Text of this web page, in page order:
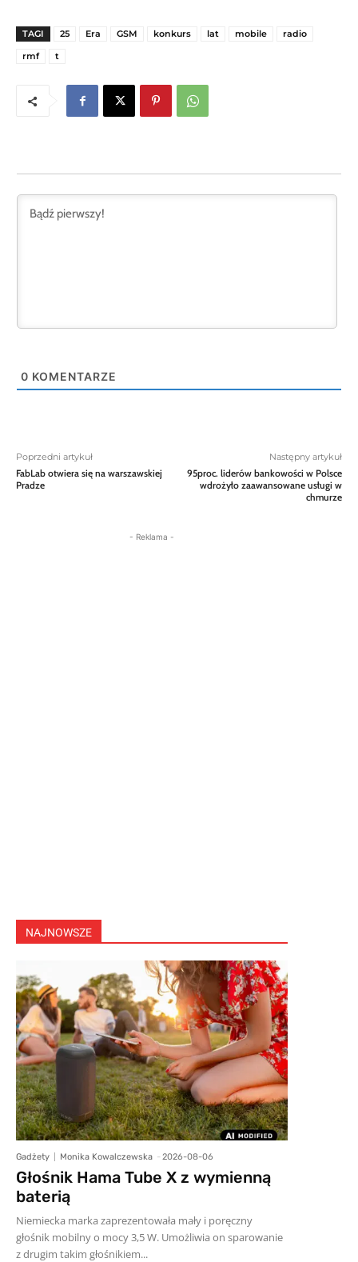
TAGI 25 Era GSM konkurs lat mobile
radio
rmf
t
0 KOMENTARZE
Poprzedni artykuł
FabLab otwiera się na warszawskiej
Pradze
Następny artykuł
95proc. liderów bankowości w Polsce
wdrożyło zaawansowane usługi w
chmurze
- Reklama -
NAJNOWSZE
Gadżety Monika Kowalczewska - 2026-08-06
Głośnik Hama Tube X z wymienną
baterią
Niemiecka marka zaprezentowała mały i poręczny
głośnik mobilny o mocy 3,5 W. Umożliwia on sparowanie
z drugim takim głośnikiem...